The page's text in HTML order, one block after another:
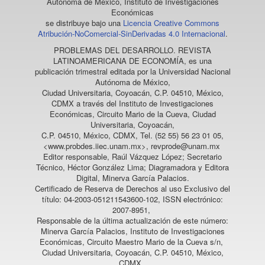
Económicas
se distribuye bajo una Licencia Creative Commons
Atribución-NoComercial-SinDerivadas 4.0 Internacional.
PROBLEMAS DEL DESARROLLO. REVISTA
LATINOAMERICANA DE ECONOMÍA, es una
publicación trimestral editada por la Universidad Nacional
Autónoma de México,
Ciudad Universitaria, Coyoacán, C.P. 04510, México,
CDMX a través del Instituto de Investigaciones
Económicas, Circuito Mario de la Cueva, Ciudad
Universitaria, Coyoacán,
C.P. 04510, México, CDMX, Tel. (52 55) 56 23 01 05,
<www.probdes.iiec.unam.mx>, revprode@unam.mx
Editor responsable, Raúl Vázquez López; Secretario
Técnico, Héctor González Lima; Diagramadora y Editora
Digital, Minerva García Palacios.
Certificado de Reserva de Derechos al uso Exclusivo del
título: 04-2003-051211543600-102, ISSN electrónico:
2007-8951,
Responsable de la última actualización de este número:
Minerva García Palacios, Instituto de Investigaciones
Económicas, Circuito Maestro Mario de la Cueva s/n,
Ciudad Universitaria, Coyoacán, C.P. 04510, México,
CDMX.